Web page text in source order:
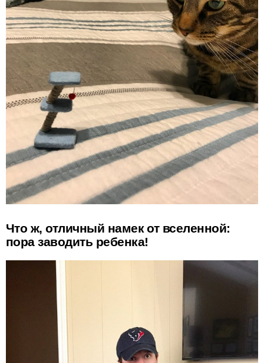
Что ж, отличный намек от вселенной:
пора заводить ребенка!